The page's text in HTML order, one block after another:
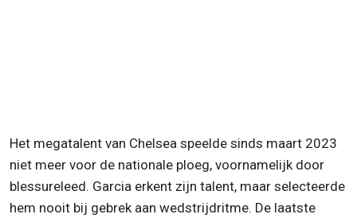
Het megatalent van Chelsea speelde sinds maart 2023
niet meer voor de nationale ploeg, voornamelijk door
blessureleed. Garcia erkent zijn talent, maar selecteerde
hem nooit bij gebrek aan wedstrijdritme. De laatste